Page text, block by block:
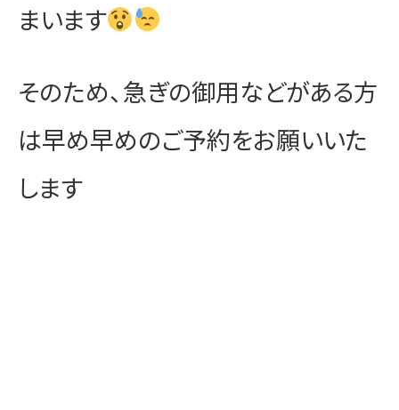
まいます
そのため、急ぎの御用などがある方
は早め早めのご予約をお願いいた
します